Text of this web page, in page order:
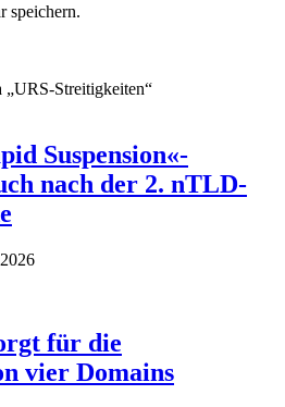
speichern.
Streitigkeiten“
Suspension«-
nach der 2. nTLD-
für die
vier Domains